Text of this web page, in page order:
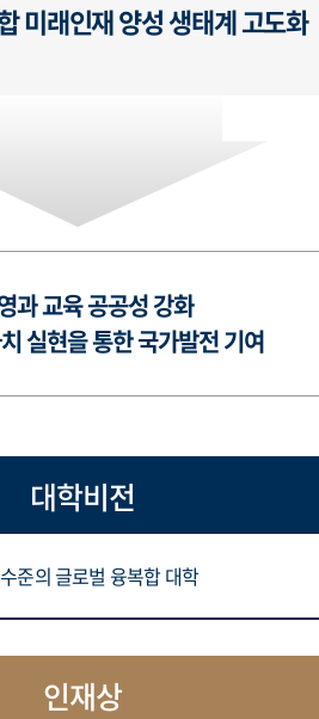
미래인재 양성 생태계 고도화
과 교육 공공성 강화
실현을 통한 국가발전 기여
대학비전
준의 글로벌 융복합 대학
인재상